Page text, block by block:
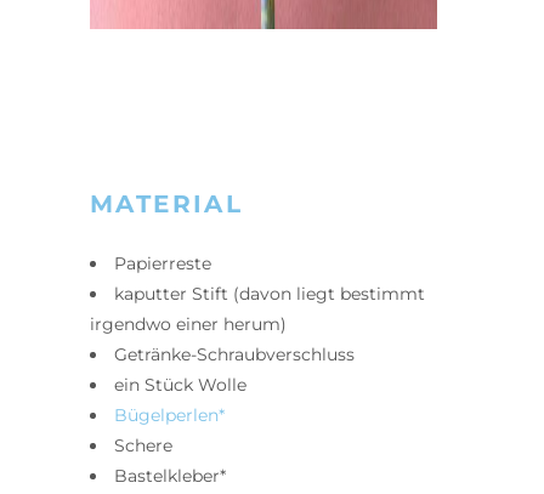
MATERIAL
Papierreste
kaputter Stift (davon liegt bestimmt
irgendwo einer herum)
Getränke-Schraubverschluss
ein Stück Wolle
Bügelperlen*
Schere
Bastelkleber*